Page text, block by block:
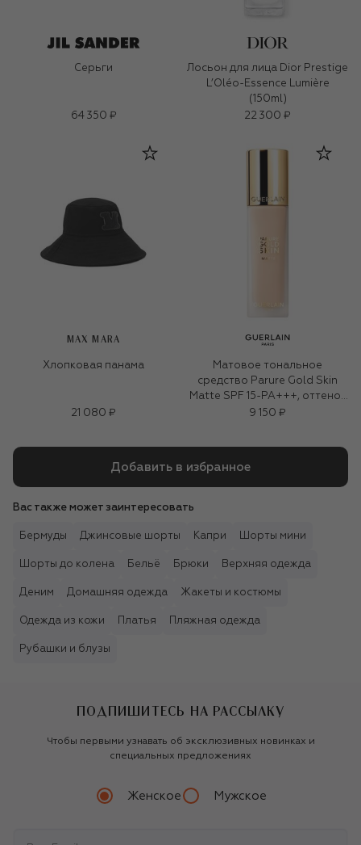
Серьги
64 350 ₽
Лосьон для лица Dior Prestige
L’Oléo-Essence Lumière
(150ml)
22 300 ₽
MAX MARA
Хлопковая панама
21 080 ₽
Матовое тональное
средство Parure Gold Skin
Matte SPF 15-PA+++, оттенок
2N Нейтральный (35ml)
9 150 ₽
Добавить в избранное
Вас также может заинтересовать
Бермуды Джинсовые шорты Капри Шорты мини
Шорты до колена Бельё Брюки Верхняя одежда
Деним Домашняя одежда Жакеты и костюмы
Одежда из кожи Платья Пляжная одежда
Рубашки и блузы
ПОДПИШИТЕСЬ НА РАССЫЛКУ
Чтобы первыми узнавать об эксклюзивных новинках и
специальных предложениях
Женское Мужское